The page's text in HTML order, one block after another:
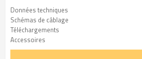
Données techniques
Schémas de câblage
Téléchargements
Accessoires